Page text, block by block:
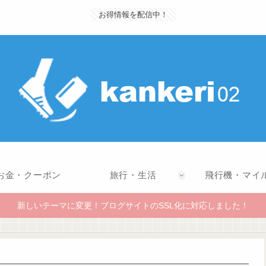
お得情報を配信中！
金・クーポン 旅行・生活 飛行機・マイ
新しいテーマに変更！ブログサイトのSSL化に対応しました！